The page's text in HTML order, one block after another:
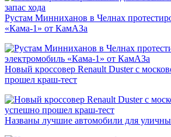
Рустам Минниханов в Челнах
«Кама-1» от КамАЗа
Новый кроссовер Renault Duster с
прошел краш-тест
Названы лучшие автомобили для